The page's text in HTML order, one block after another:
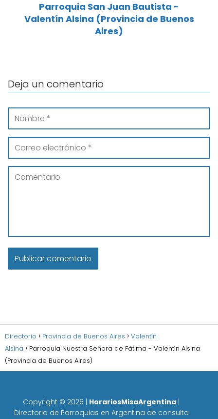
Parroquia San Juan Bautista -
Valentín Alsina (Provincia de Buenos
Aires)
Deja un comentario
Directorio Provincia de Buenos Aires
Valentín
Alsina
Parroquia Nuestra Señora de Fátima - Valentín Alsina
(Provincia de Buenos Aires)
Copyright © 2026 HorariosMisaArgentina
Directorio de Parroquias en Argentina de consulta